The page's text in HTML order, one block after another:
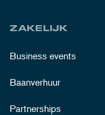
ZAKELIJK
Business events
Baanverhuur
Partnerships